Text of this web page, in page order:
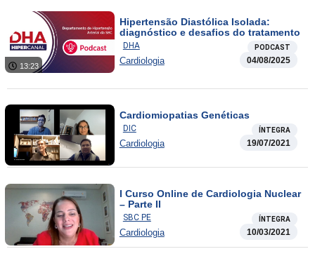
13:23
Hipertensão Diastólica Isolada:
diagnóstico e desafios do tratamento
DHA PODCAST
Cardiologia 04/08/2025
Cardiomiopatias Genéticas
DIC ÍNTEGRA
Cardiologia 19/07/2021
I Curso Online de Cardiologia Nuclear
– Parte II
SBC PE ÍNTEGRA
Cardiologia 10/03/2021